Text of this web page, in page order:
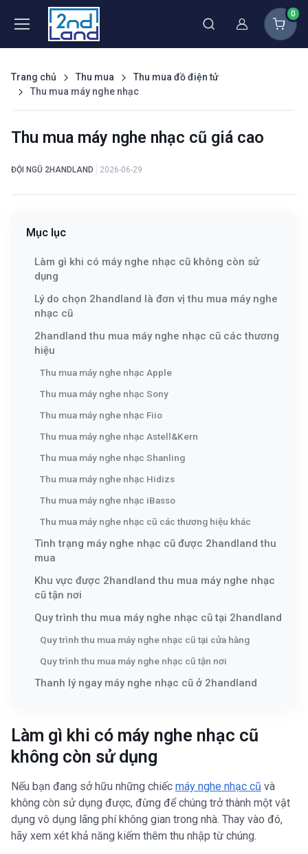
Thành viên
0
Trang chủ Thu mua
Thu mua đồ điện tử
Thu mua máy nghe nhạc
Thu mua máy nghe nhạc cũ giá cao
ĐỘI NGŨ 2HANDLAND 2026-06-29
Mục lục
Làm gì khi có máy nghe nhạc cũ không còn sử
dụng
Lý do chọn 2handland là đơn vị thu mua máy nghe
nhạc cũ
2handland thu mua máy nghe nhạc cũ các thương
hiệu
Thu mua máy nghe nhạc Apple
Thu mua máy nghe nhạc Sony
Thu mua máy nghe nhạc Fiio
Thu mua máy nghe nhạc Astell&Kern
Thu mua máy nghe nhạc Shanling
Thu mua máy nghe nhạc Hidizs
Thu mua máy nghe nhạc iBasso
Thu mua máy nghe nhạc cũ các thương hiệu khác
Tình trạng máy nghe nhạc cũ được 2handland thu
mua
Khu vực được 2handland thu mua máy nghe nhạc
cũ tận nơi
Quy trình thu mua máy nghe nhạc cũ tại 2handland
Quy trình thu mua máy nghe nhạc cũ tại cửa hàng
Quy trình thu mua máy nghe nhạc cũ tận nơi
Thanh lý ngay máy nghe nhạc cũ ở 2handland
Làm gì khi có máy nghe nhạc cũ
không còn sử dụng
Nếu bạn đang sở hữu những chiếc máy nghe nhạc cũ và
không còn sử dụng được, đừng để chúng trở thành một vật
dụng vô dụng lãng phí không gian trong nhà. Thay vào đó,
hãy xem xét khả năng kiếm thêm thu nhập từ chúng.